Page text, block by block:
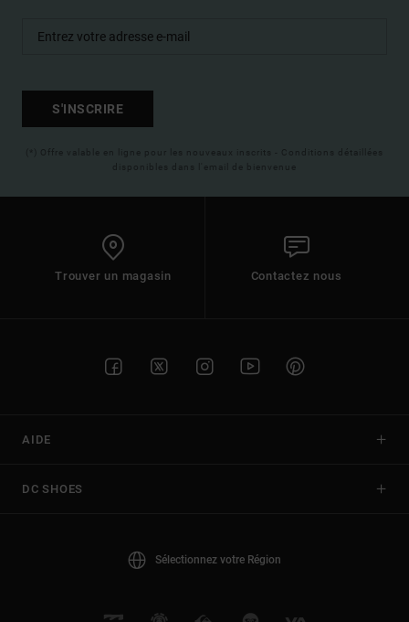
S'INSCRIRE
(*) Offre valable en ligne pour les nouveaux inscrits - Conditions détaillées
disponibles dans l'email de bienvenue
Trouver un magasin Contactez nous
AIDE
DC SHOES
Sélectionnez votre Région